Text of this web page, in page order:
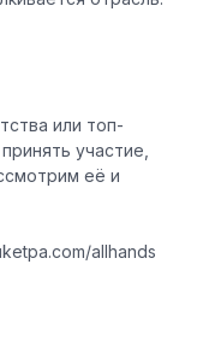
или топ-
участие,
её и
allhands